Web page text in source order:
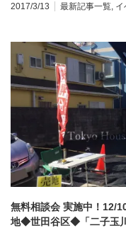
2017/3/13
最新記事一覧 イ
無料相談会 実施中！12/
地◆世田谷区◆「二子